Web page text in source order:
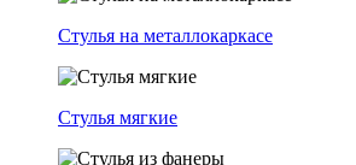
Стулья на металлокаркасе
Стулья мягкие